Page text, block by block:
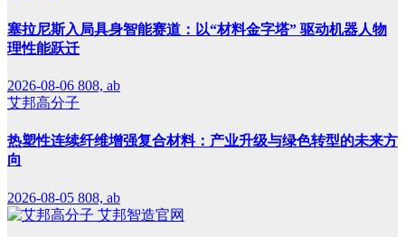
塞拉尼斯入局具身智能赛道：以“材料金字塔” 驱动机器人物
理性能跃迁
2026-08-06 808, ab
艾邦高分子
热塑性连续纤维增强复合材料：产业升级与绿色转型的未来方
向
2026-08-05 808, ab